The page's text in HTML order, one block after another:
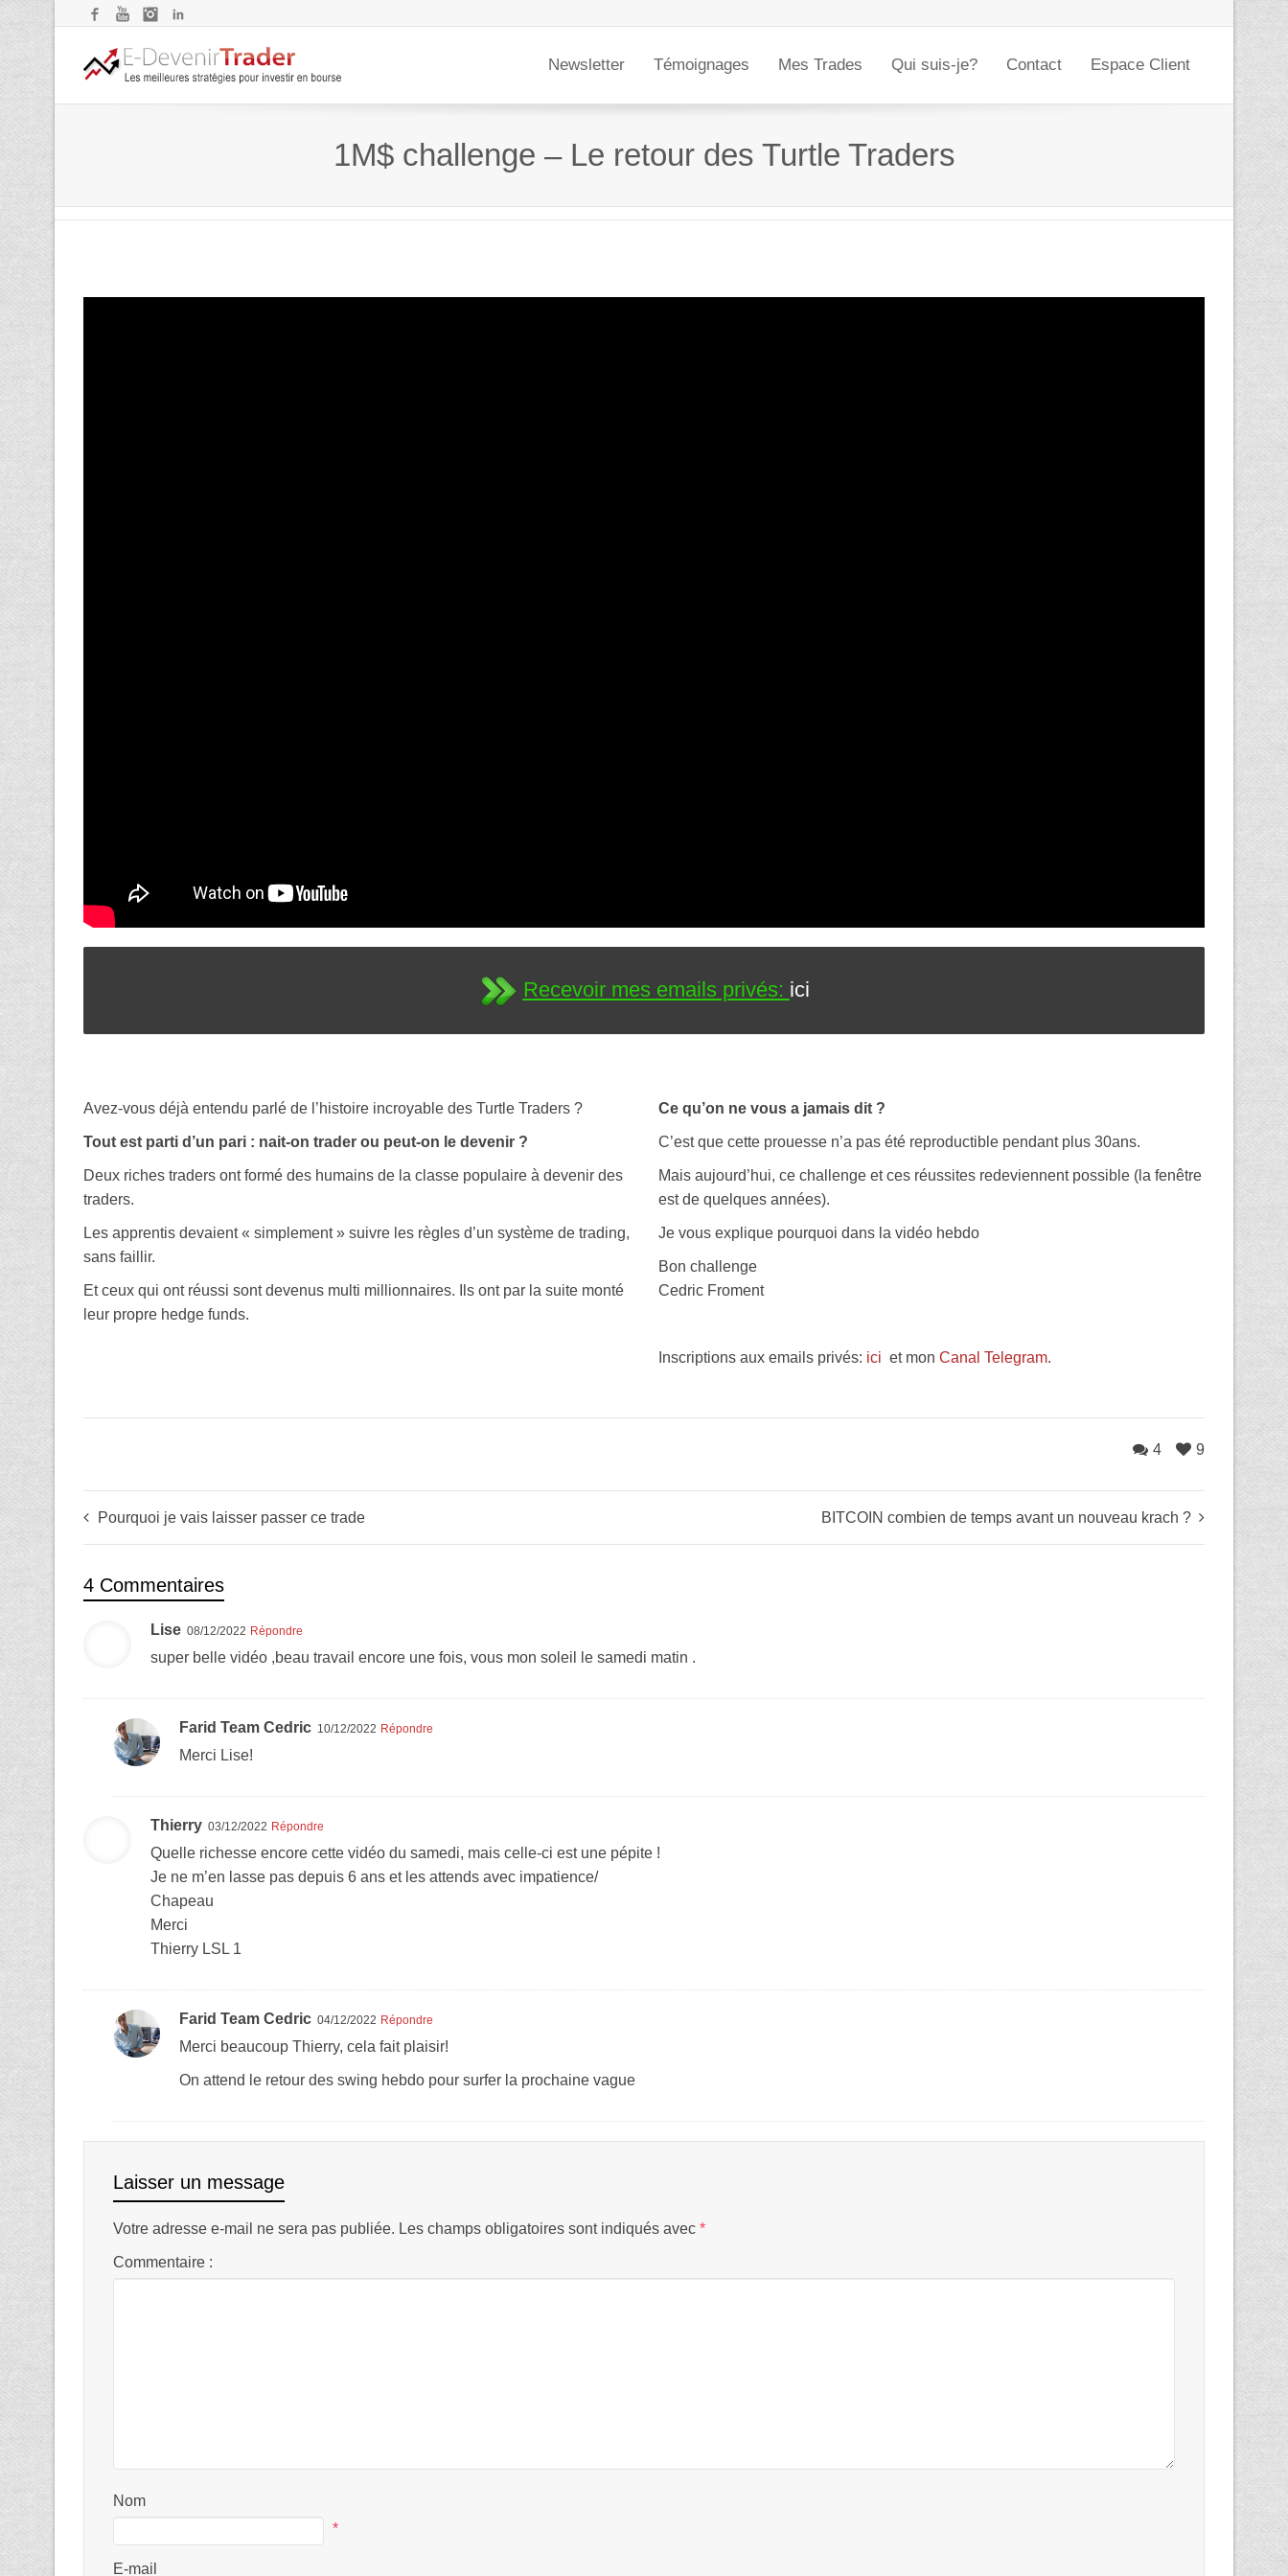
FacebookYouTubeInstagram
Newsletter Témoignages Mes Trades Qui suis-je? Contact Espace Client
1M$ challenge – Le retour des Turtle Traders
Recevoir mes emails privés: ici
Avez-vous déjà entendu parlé de l’histoire incroyable des Turtle Traders ?
Tout est parti d’un pari : nait-on trader ou peut-on le devenir ?
Deux riches traders ont formé des humains de la classe populaire à devenir des
traders.
Les apprentis devaient « simplement » suivre les règles d’un système de trading,
sans faillir.
Et ceux qui ont réussi sont devenus multi millionnaires. Ils ont par la suite monté
leur propre hedge funds.
Ce qu’on ne vous a jamais dit ?
C’est que cette prouesse n’a pas été reproductible pendant plus 30ans.
Mais aujourd’hui, ce challenge et ces réussites redeviennent possible (la fenêtre
est de quelques années).
Je vous explique pourquoi dans la vidéo hebdo
Bon challenge
Cedric Froment
Inscriptions aux emails privés: ici et mon Canal Telegram.
9
4
Pourquoi je vais laisser passer ce trade BITCOIN combien de temps avant un nouveau krach ?
4 Commentaires
Lise 08/12/2022 Répondre
super belle vidéo ,beau travail encore une fois, vous mon soleil le samedi matin .
Farid Team Cedric 10/12/2022 Répondre
Merci Lise!
Thierry 03/12/2022 Répondre
Quelle richesse encore cette vidéo du samedi, mais celle-ci est une pépite !
Je ne m’en lasse pas depuis 6 ans et les attends avec impatience/
Chapeau
Merci
Thierry LSL 1
Farid Team Cedric 04/12/2022 Répondre
Merci beaucoup Thierry, cela fait plaisir!
On attend le retour des swing hebdo pour surfer la prochaine vague
Laisser un message
Votre adresse e-mail ne sera pas publiée. Les champs obligatoires sont indiqués avec *
Commentaire :
Nom
*
E-mail